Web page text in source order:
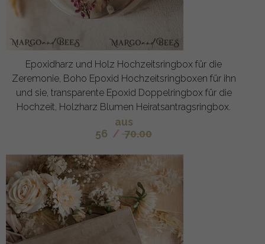
Epoxidharz und Holz Hochzeitsringbox für die
Zeremonie, Boho Epoxid Hochzeitsringboxen für ihn
und sie, transparente Epoxid Doppelringbox für die
Hochzeit, Holzharz Blumen Heiratsantragsringbox.
aus
56 / 70.00